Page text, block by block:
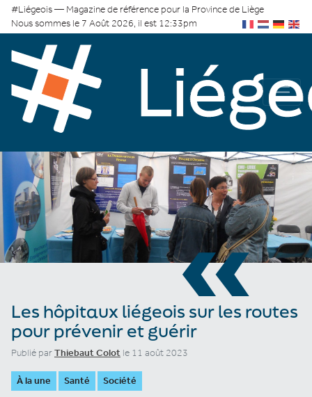
#Liégeois — Magazine de référence pour la Province de Liège
Nous sommes le 7 Août 2026, il est 12:33pm
«
Les hôpitaux liégeois sur les routes
pour prévenir et guérir
Publié parThiebaut Colot le 11 août 2023
À la une Santé Société